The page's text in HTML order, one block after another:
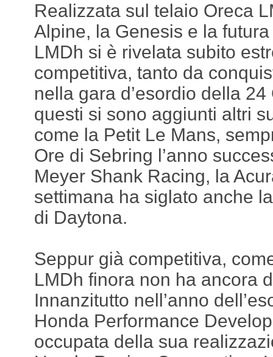
Realizzata sul telaio Oreca
Alpine, la Genesis e la
LMDh si è rivelata subito
competitiva, tanto da
nella gara d’esordio della
questi si sono aggiunti altri
come la Petit Le Mans,
Ore di Sebring l’anno
Meyer Shank Racing, la
settimana ha siglato anche
di Daytona.
Seppur già competitiva,
LMDh finora non ha ancora
Innanzitutto nell’anno
Honda Performance
occupata della sua